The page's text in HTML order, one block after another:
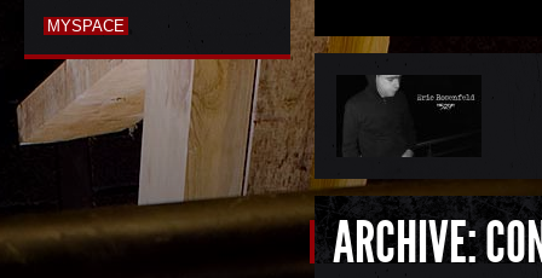
MYSPACE
ARCHIVE: